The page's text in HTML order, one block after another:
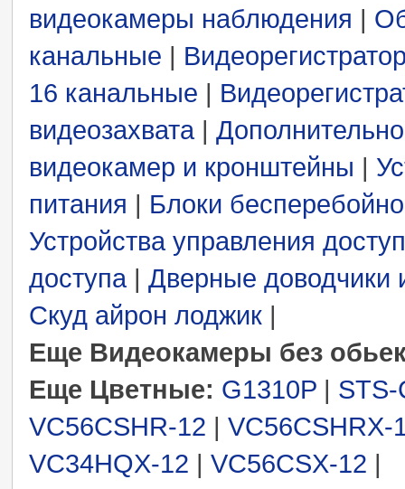
видеокамеры наблюдения |
канальные |
16 канальные |
видеозахвата|
видеокамер и кронштейны |
питания | Блоки
Устройства управления
доступа| Дверные доводчики
Скуд айрон лоджик |
Еще Видеокамеры без
Еще Цветные: G1310P | STS-
VC56CSHR-12 |
VC34HQX-12 | VC56CSX-12 |